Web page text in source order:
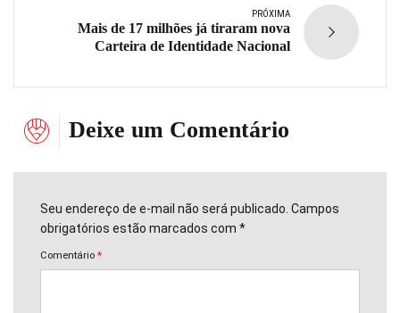
PRÓXIMA
Mais de 17 milhões já tiraram nova
Carteira de Identidade Nacional
Deixe um Comentário
Seu endereço de e-mail não será publicado. Campos
obrigatórios estão marcados com *
Comentário *